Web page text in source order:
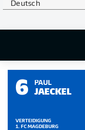
Deutsch
Abschiedsworte,
6 PAUL
JAECKEL
VERTEIDIGUNG
1. FC MAGDEBURG